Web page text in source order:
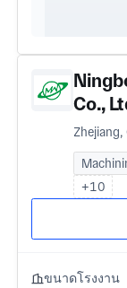
Co.,
Zhejiang,
+10
ขนาดโรงงาน